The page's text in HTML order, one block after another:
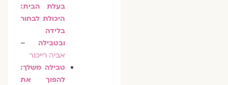
בעלת הבית:
היכולת לבחור
בלידה
ובטבילה–
אביה רייכנר
טבילה משלך:
להפוך את